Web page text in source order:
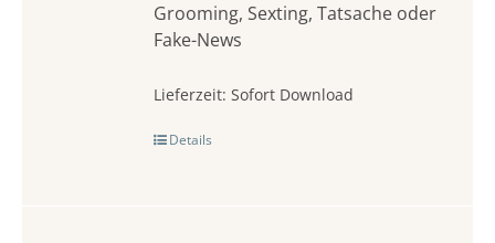
Grooming, Sexting, Tatsache oder
Fake-News
Lieferzeit:Sofort Download
Details